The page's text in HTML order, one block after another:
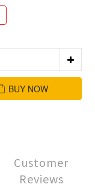
BUY NOW
Customer
Reviews